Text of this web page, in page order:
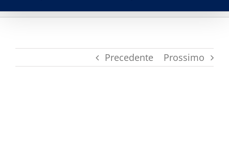
Precedente Prossimo